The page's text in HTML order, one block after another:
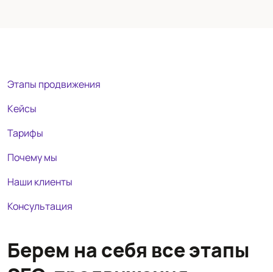
Этапы продвижения
Кейсы
Тарифы
Почему мы
Наши клиенты
Консультация
Берем на себя все этапы